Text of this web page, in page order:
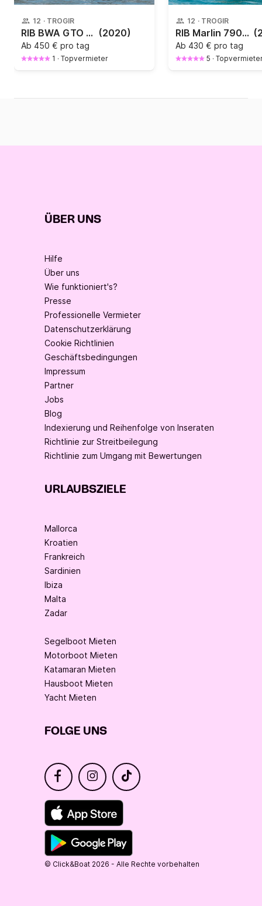
12 · TROGIR
RIB BWA GTO 26 SPORT 250PS (2020)
Ab 450 € pro tag
1 · Topvermieter
12 · TROGIR
RIB Marlin 790 Dynamic 250PS
Ab 430 € pro tag
5 ·
ÜBER UNS
Hilfe
Über uns
Wie funktioniert's?
Presse
Professionelle Vermieter
Datenschutzerklärung
Cookie Richtlinien
Geschäftsbedingungen
Impressum
Partner
Jobs
Blog
Indexierung und Reihenfolge von Inseraten
Richtlinie zur Streitbeilegung
Richtlinie zum Umgang mit Bewertungen
URLAUBSZIELE
Mallorca
Kroatien
Frankreich
Sardinien
Ibiza
Malta
Zadar
Segelboot Mieten
Motorboot Mieten
Katamaran Mieten
Hausboot Mieten
Yacht Mieten
FOLGE UNS
© Click&Boat 2026 - Alle Rechte vorbehalten